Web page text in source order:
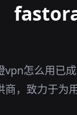
vpn怎么用已
，致力于为